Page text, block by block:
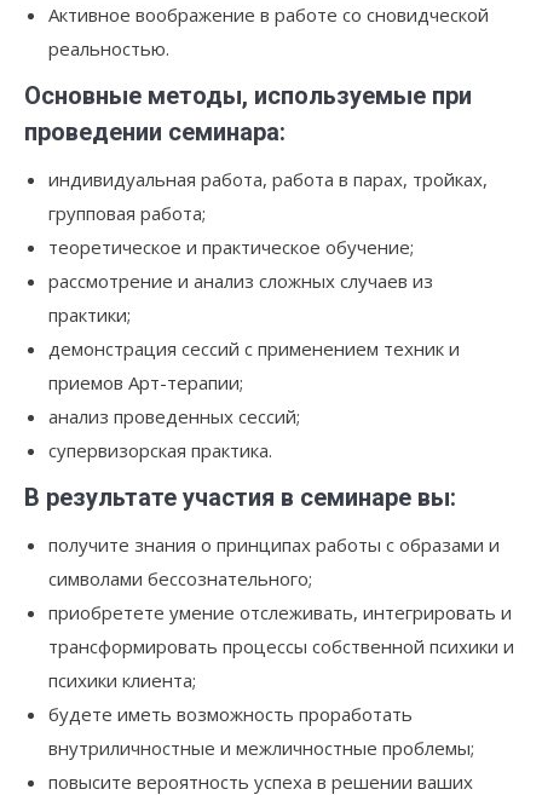
Активное воображение в работе со сновидческой
реальностью.
Основные методы, используемые при
проведении семинара:
индивидуальная работа, работа в парах, тройках,
групповая работа;
теоретическое и практическое обучение;
рассмотрение и анализ сложных случаев из
практики;
демонстрация сессий с применением техник и
приемов Арт-терапии;
анализ проведенных сессий;
супервизорская практика.
В результате участия в семинаре вы:
получите знания о принципах работы с образами и
символами бессознательного;
приобретете умение отслеживать, интегрировать и
трансформировать процессы собственной психики и
психики клиента;
будете иметь возможность проработать
внутриличностные и межличностные проблемы;
повысите вероятность успеха в решении ваших